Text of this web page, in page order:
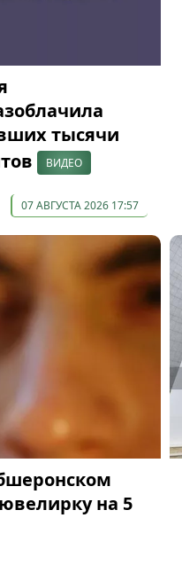
тысячи
ВИДЕО
07 АВГУСТА 2026 17:57
на 5